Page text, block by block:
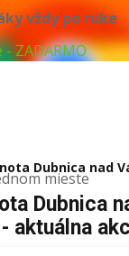
vždy po ruke
ZADARMO
mieste
Dubnica nad
Dubnica
aktuálna